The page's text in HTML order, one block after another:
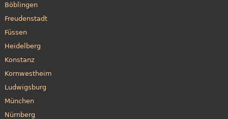
Böblingen
Freudenstadt
Füssen
Heidelberg
Konstanz
Kornwestheim
Ludwigsburg
München
Nürnberg